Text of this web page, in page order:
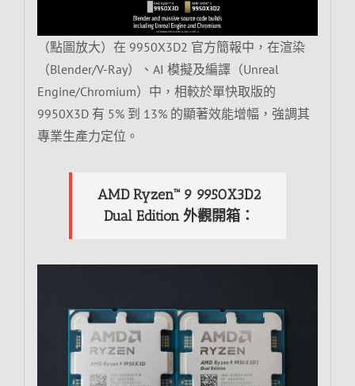
（點圖放大）在 9950X3D2 官方簡報中，在渲染
（Blender/V-Ray）、AI 模擬及編譯（Unreal
Engine/Chromium）中，相較於單快取版的
9950X3D 有 5% 到 13% 的顯著效能增幅，強調其
專業生產力定位。
AMD Ryzen™ 9 9950X3D2
Dual Edition 外觀開箱：